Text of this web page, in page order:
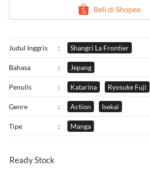
` Beli di Shopee
Judul Inggris : Shangri La Frontier
Bahasa : Jepang
Penulis : Katarina Ryosuke Fuji
Genre : Action Isekai
Tipe : Manga
Ready Stock